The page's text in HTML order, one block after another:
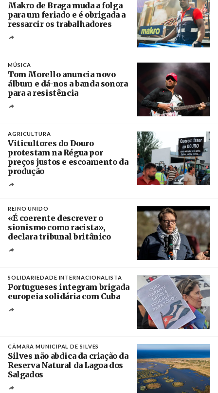
Makro de Braga muda a folga
para um feriado e é obrigada a
ressarcir os trabalhadores
MÚSICA
Tom Morello anuncia novo
álbum e dá-nos a banda sonora
para a resistência
AGRICULTURA
Viticultores do Douro
protestam na Régua por
preços justos e escoamento da
produção
REINO UNIDO
«É coerente descrever o
sionismo como racista»,
declara tribunal britânico
SOLIDARIEDADE INTERNACIONALISTA
Portugueses integram brigada
europeia solidária com Cuba
CÂMARA MUNICIPAL DE SILVES
Silves não abdica da criação da
Reserva Natural da Lagoa dos
Salgados